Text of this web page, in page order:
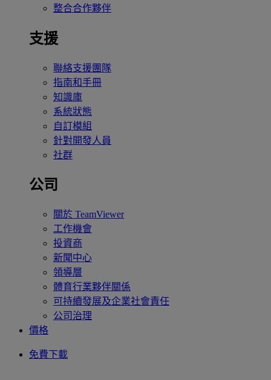
整合合作夥伴
支援
聯絡支援團隊
指南和手冊
知識庫
系統狀態
自訂模組
針對開發人員
社群
公司
關於 TeamViewer
工作機會
投資商
新聞中心
領導層
體育行業夥伴關係
可持續發展及企業社會責任
公司治理
價格
免費下載